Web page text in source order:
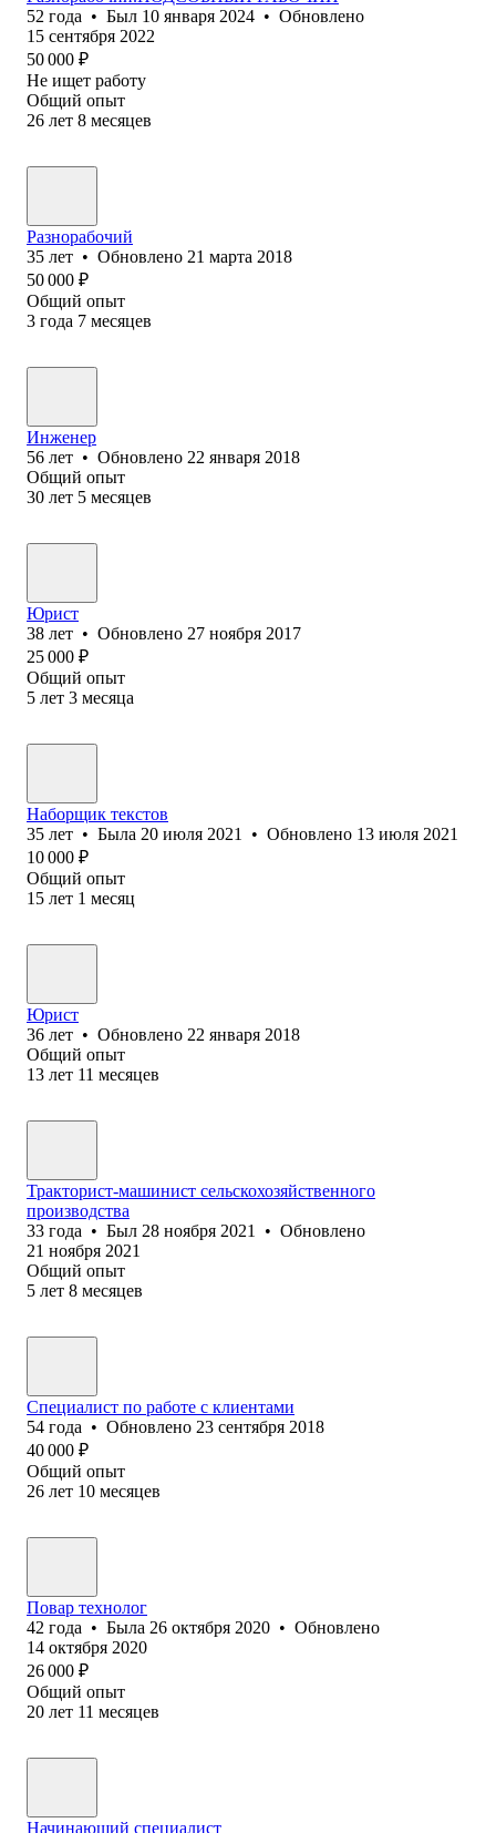
52 года • Был 10 января 2024 • Обновлено
15 сентября 2022
50 000 ₽
Не ищет работу
Общий опыт
26 лет 8 месяцев
Разнор‎абочий
35 лет • Обновлено 21 марта 2018
50 000 ₽
Общий опыт
3 года 7 месяцев
Инженер
56 лет • Обновлено 22 января 2018
Общий опыт
30 лет 5 месяцев
Юрист
38 лет • Обновлено 27 ноября 2017
25 000 ₽
Общий опыт
5 лет 3 месяца
Наборщик текстов
35 лет • Была 20 июля 2021 • Обновлено 13 июля 2021
10 000 ₽
Общий опыт
15 лет 1 месяц
Юрист
36 лет • Обновлено 22 января 2018
Общий опыт
13 лет 11 месяцев
Тракторист-машинист сельскохозяйственного
производства
33 года • Был 28 ноября 2021 • Обновлено
21 ноября 2021
Общий опыт
5 лет 8 месяцев
Специалист по работе с клиентами
54 года • Обновлено 23 сентября 2018
40 000 ₽
Общий опыт
26 лет 10 месяцев
Повар технолог
42 года • Была 26 октября 2020 • Обновлено
14 октября 2020
26 000 ₽
Общий опыт
20 лет 11 месяцев
Начинающий специалист